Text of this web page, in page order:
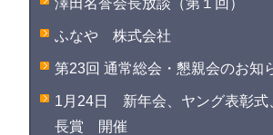
澤田名誉会長放談（第１回）
ふなや 株式会社
第23回 通常総会・懇親会のお知
1月24日 新年会、ヤング表彰式
長賞 開催